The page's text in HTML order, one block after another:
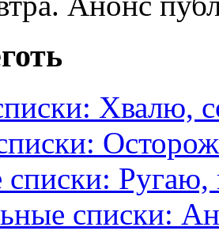
Хвалю,
Ругаю,
списки: